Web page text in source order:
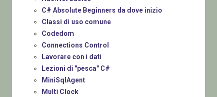
C# Absolute Beginners da dove inizio
Classi di uso comune
Codedom
Connections Control
Lavorare con i dati
Lezioni di "pesca" C#
MiniSqlAgent
Multi Clock